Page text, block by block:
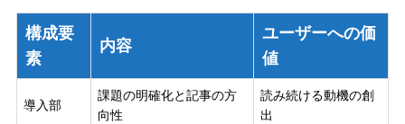
構成要
素
内容
ユーザーへの価
値
導入部
課題の明確化と記事の方
向性
読み続ける動機の創
出